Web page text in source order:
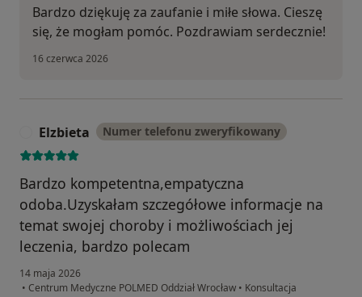
​Bardzo dziękuję za zaufanie i miłe słowa. Cieszę
się, że mogłam pomóc. Pozdrawiam serdecznie!
16 czerwca 2026
Elzbieta Numer telefonu zweryfikowany
Bardzo kompetentna,empatyczna
odoba.Uzyskałam szczegółowe informacje na
temat swojej choroby i możliwościach jej
leczenia, bardzo polecam
14 maja 2026
• Centrum Medyczne POLMED Oddział Wrocław • Konsultacja